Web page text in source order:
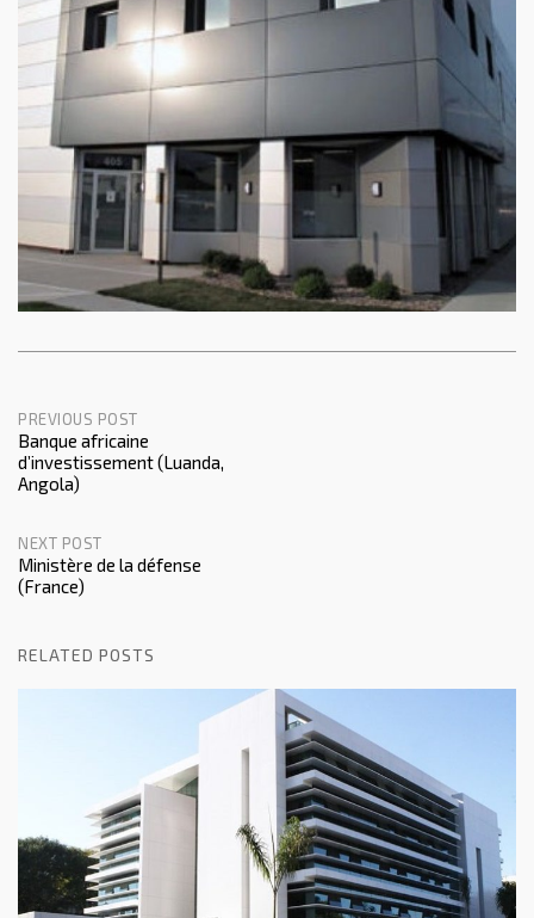
Post
PREVIOUS POST
Banque africaine
d’investissement (Luanda,
Angola)
NEXT POST
Ministère de la défense
(France)
RELATED POSTS